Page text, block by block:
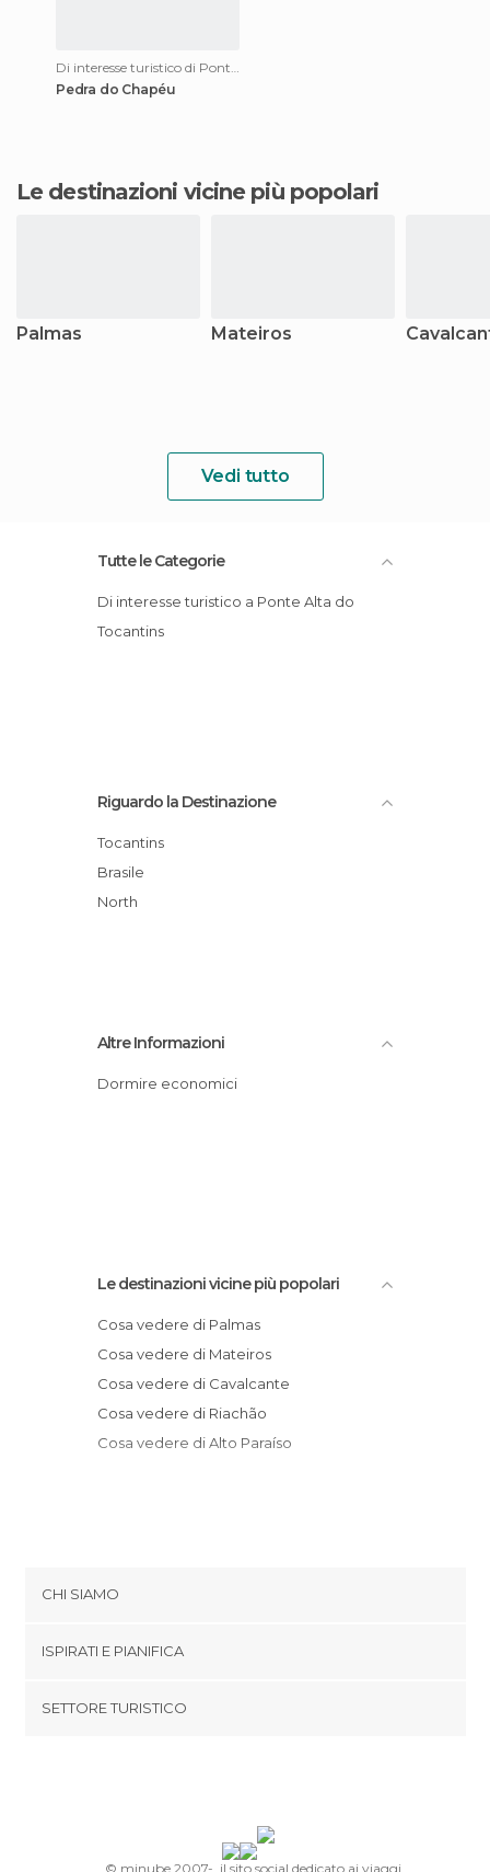
Di interesse turistico di Ponte Alta do Tocantins
Pedra do Chapéu
Le destinazioni vicine più popolari
Palmas Mateiros
Vedi tutto
Tutte le Categorie
Di interesse turistico a Ponte Alta do
Tocantins
Riguardo la Destinazione
Tocantins
Brasile
North
Altre Informazioni
Dormire economici
Le destinazioni vicine più popolari
Cosa vedere di Palmas
Cosa vedere di Mateiros
Cosa vedere di Cavalcante
Cosa vedere di Riachão
Cosa vedere di Alto Paraíso
CHI SIAMO
Termini e Condizioni
ISPIRATI E PIANIFICA
SETTORE TURISTICO
© minube 2007-, il sito social dedicato ai viaggi